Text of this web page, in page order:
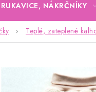
NÁKRČNÍKY
Teplé, zateplené